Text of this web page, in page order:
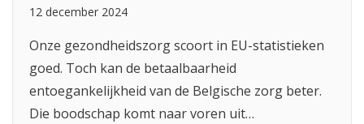
12 december 2024
Onze gezondheidszorg scoort in EU-statistieken
goed. Toch kan de betaalbaarheid
entoegankelijkheid van de Belgische zorg beter.
Die boodschap komt naar voren uit…